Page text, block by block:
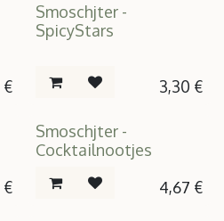
€
Smoschjter -
SpicyStars
3,30 €
€
Smoschjter -
Cocktailnootjes
4,67 €